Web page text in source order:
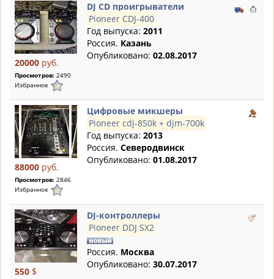
20000 руб.
Просмотров: 2490
Избранное
DJ CD проигрыватели
Pioneer CDJ-400
Год выпуска: 2011
Россия. Казань
Опубликовано: 02.08.2017
88000 руб.
Просмотров: 2846
Избранное
Цифровые микшеры
Pioneer cdj-850k + djm-700k
Год выпуска: 2013
Россия. Северодвинск
Опубликовано: 01.08.2017
550 $
DJ-контроллеры
Pioneer DDJ SX2
Россия. Москва
Опубликовано: 30.07.2017